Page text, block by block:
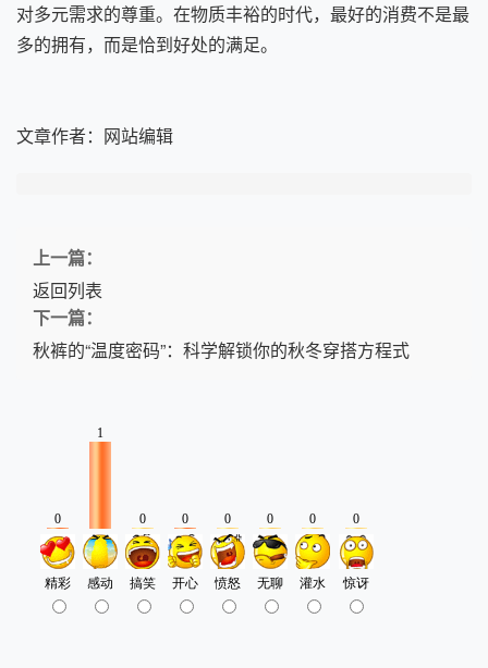
对多元需求的尊重。在物质丰裕的时代，最好的消费不是最
多的拥有，而是恰到好处的满足。
文章作者： 网站编辑
上一篇：
返回列表
下一篇：
秋裤的“温度密码”：科学解锁你的秋冬穿搭方程式